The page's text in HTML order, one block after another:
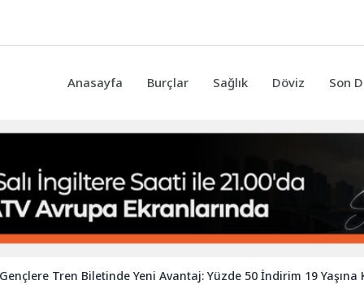
Anasayfa Burçlar Sağlık Döviz Son
Tren Biletinde Yeni Avantaj: Yüzde 50 İndirim 19 Yaşına Kadar